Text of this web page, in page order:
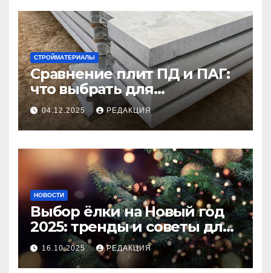
СТРОЙМАТЕРИАЛЫ
Сравнение плит ПД и ПАГ:
что выбрать для
долговечного и прочного
покрытия
04.12.2025 РЕДАКЦИЯ
НОВОСТИ
Выбор ёлки на Новый год
2025: тренды и советы для
идеального праздника
16.10.2025 РЕДАКЦИЯ